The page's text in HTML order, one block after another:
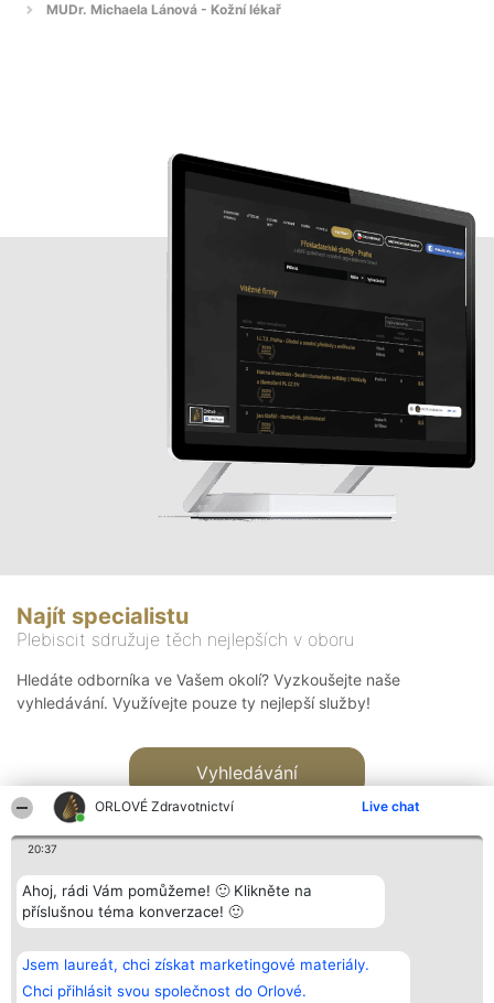
ORLOVÉ Zdravotnictví Live chat
20:37
Ahoj, rádi Vám pomůžeme! 🙂 Klikněte na
příslušnou téma konverzace! 🙂
Jsem laureát, chci získat marketingové materiály.
Chci přihlásit svou společnost do Orlové.
MUDr. Michaela Lánová - Kožní lékař
Najít specialistu
Plebiscit sdružuje těch nejlepších v oboru
Hledáte odborníka ve Vašem okolí? Vyzkoušejte naše
vyhledávání. Využívejte pouze ty nejlepší služby!
Vyhledávání
Bright Side Solutions sp. z o.
o. sp. k.
ul. Ruska 22
Wrocław 50-079
Vítězové
Seznam všech
laureátů
Zásady
Kontakt